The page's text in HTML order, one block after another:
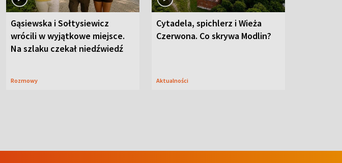
Gąsiewska i Sołtysiewicz
wrócili w wyjątkowe miejsce.
Na szlaku czekał niedźwiedź
Rozmowy
Cytadela, spichlerz i Wieża
Czerwona. Co skrywa Modlin?
Aktualności